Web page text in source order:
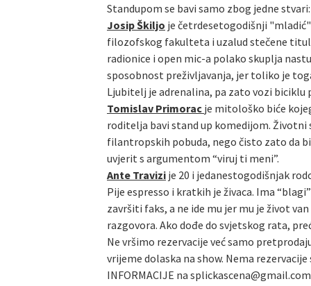
Standupom se bavi samo zbog jedne
Josip Škiljo je četrdesetogodišnji
filozofskog fakulteta i uzalud stečene
radionice i open mic-a polako skuplja
sposobnost preživljavanja, jer toliko je
Ljubitelj je adrenalina, pa zato vozi
Tomislav Primorac je mitološko biće
roditelja bavi stand up komedijom. Životni
filantropskih pobuda, nego čisto zato da
uvjerit s argumentom “viruj ti meni”.
Ante Travizi je 20 i jedanestogodišnjak
Pije espresso i kratkih je živaca. Ima
završiti faks, a ne ide mu jer mu je život
razgovora. Ako dođe do svjetskog rata,
Ne vršimo rezervacije već samo
vrijeme dolaska na show. Nema
INFORMACIJE na splickascena@gmail.com